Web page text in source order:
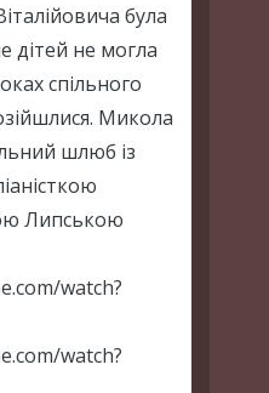
була
дітей не могла
спільного
Микола
шлюб із
Липською
watch?
watch?